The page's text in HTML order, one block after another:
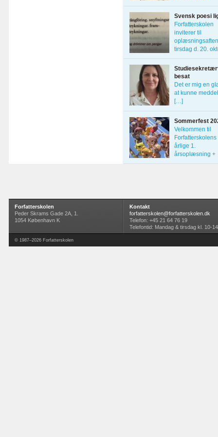
Svensk poesi
Forfatterskolen
inviterer til
oplæsningsaften
tirsdag d. 20.
[…]
besat
Det er mig en
at kunne
[…]
Sommerfest
Velkommen til
Forfatterskolens
årlige 1.
årsoplæsning +
sommerfest […]
Forfatterskolen
Peder Skrams Gade 2A, 1.
1054 København K
Kontakt
forfatterskolen@forfatterskolen.dk
Telefon: +45 21 64 76 19
Telefontid: Mandag & tirsdag kl. 10-14
© 1987–2026 Forfatterskolen